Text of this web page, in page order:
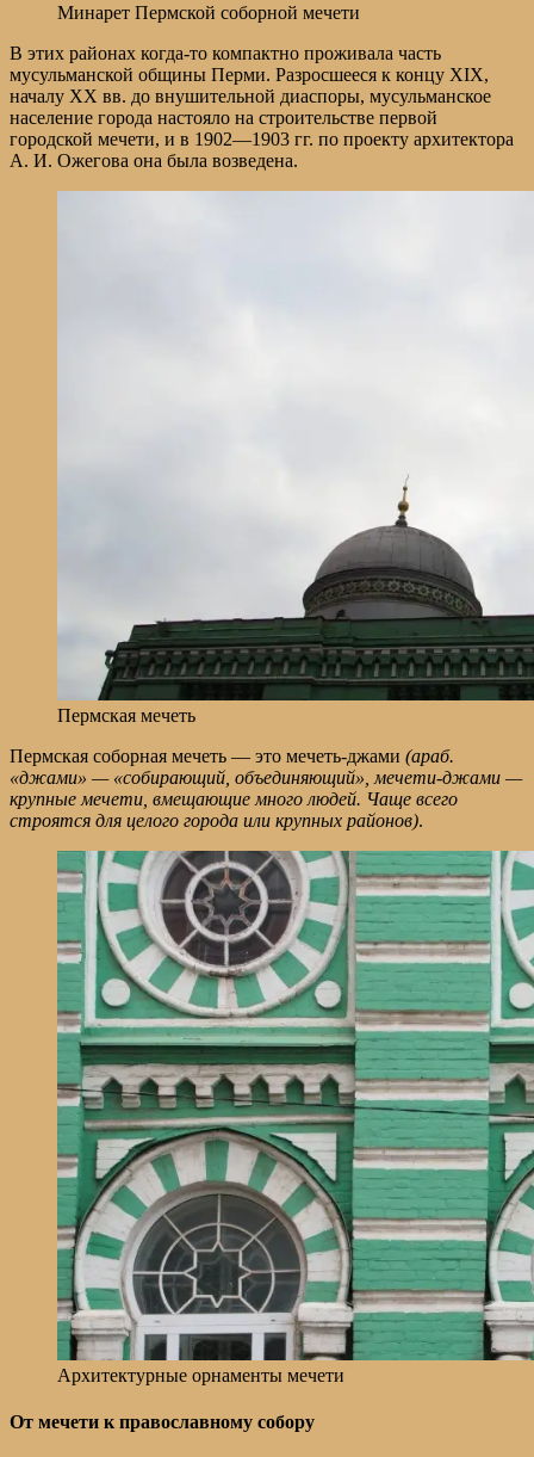
Минарет Пермской соборной мечети
В этих районах когда-то компактно проживала часть
мусульманской общины Перми. Разросшееся к концу XIX,
началу ХХ вв. до внушительной диаспоры, мусульманское
население города настояло на строительстве первой
городской мечети, и в 1902—1903 гг. по проекту архитектора
А. И. Ожегова она была возведена.
Пермская мечеть
Пермская соборная мечеть — это мечеть-джами (араб.
«джами» — «собирающий, объединяющий», мечети-джами —
крупные мечети, вмещающие много людей. Чаще всего
строятся для целого города или крупных районов).
Архитектурные орнаменты мечети
От мечети к православному собору